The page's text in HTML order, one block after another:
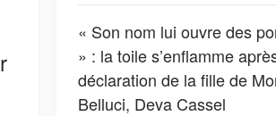
« Son nom lui ouvre des
» : la toile s’enflamme
déclaration de la fille de
Belluci, Deva Cassel